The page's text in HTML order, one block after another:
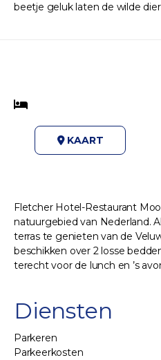
beetje geluk laten de wilde
KAART
Fletcher Hotel-Restaurant
natuurgebied van Nederland.
terras te genieten van de
beschikken over 2 losse
terecht voor de lunch en ’s
Diensten
Parkeren
Parkeerkosten